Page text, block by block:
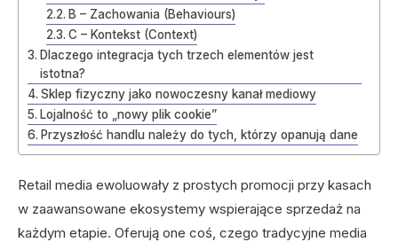
B – Zachowania (Behaviours)
C – Kontekst (Context)
Dlaczego integracja tych trzech elementów jest
istotna?
Sklep fizyczny jako nowoczesny kanał mediowy
Lojalność to „nowy plik cookie”
Przyszłość handlu należy do tych, którzy opanują dane
Retail media ewoluowały z prostych promocji przy kasach
w zaawansowane ekosystemy wspierające sprzedaż na
każdym etapie. Oferują one coś, czego tradycyjne media